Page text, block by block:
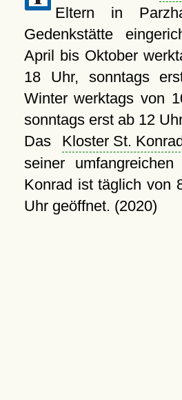
Eltern in
Gedenkstätte
April bis Oktober
18 Uhr, sonntags
Winter werktags von
sonntags erst ab 12
Das Kloster St.
seiner
Konrad ist täglich von
Uhr geöffnet. (2020)